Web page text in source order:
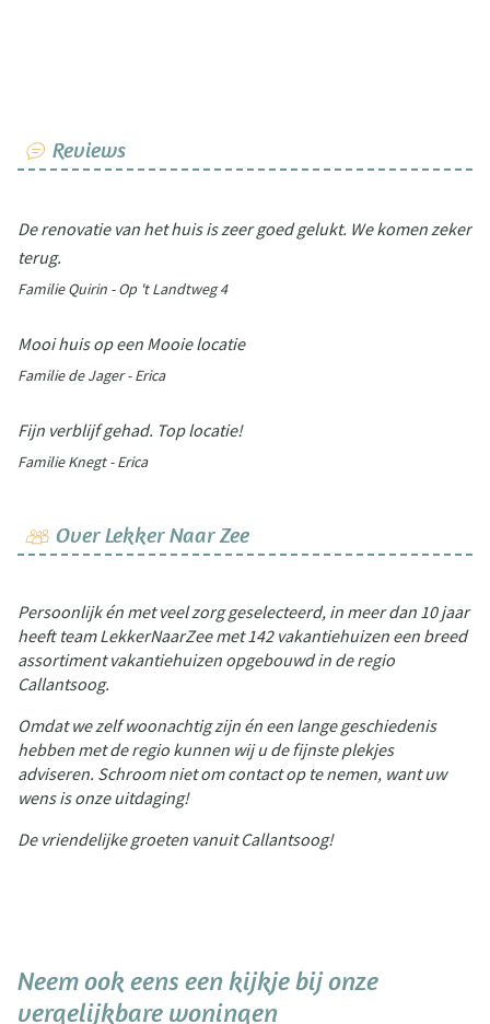
Reviews
De renovatie van het huis is zeer goed gelukt. We komen zeker
terug.
Familie Quirin - Op 't Landtweg 4
Mooi huis op een Mooie locatie
Familie de Jager - Erica
Fijn verblijf gehad. Top locatie!
Familie Knegt - Erica
Over Lekker Naar Zee
Persoonlijk én met veel zorg geselecteerd, in meer dan 10 jaar
heeft team LekkerNaarZee met 142 vakantiehuizen een breed
assortiment vakantiehuizen opgebouwd in de regio
Callantsoog.
Omdat we zelf woonachtig zijn én een lange geschiedenis
hebben met de regio kunnen wij u de fijnste plekjes
adviseren. Schroom niet om contact op te nemen, want uw
wens is onze uitdaging!
De vriendelijke groeten vanuit Callantsoog!
Neem ook eens een kijkje bij onze
vergelijkbare woningen